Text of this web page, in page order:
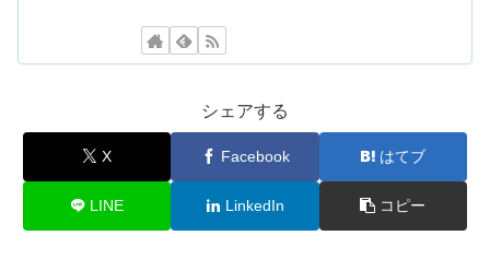
シェアする
X Facebook はてブ
LINE LinkedIn コピー